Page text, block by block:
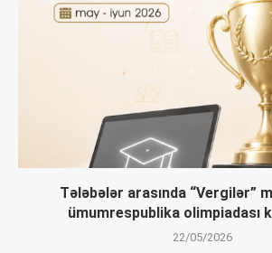
Tələbələr arasında “Vergilər”
ümumrespublika olimpiadası
22/05/2026